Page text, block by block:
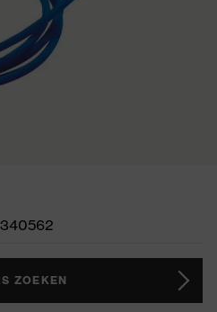
ZOEKEN